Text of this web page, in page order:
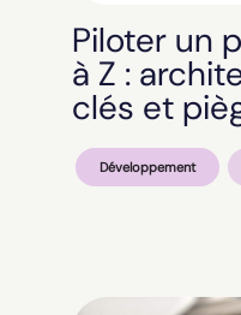
Piloter un
à Z :
clés et
Développement